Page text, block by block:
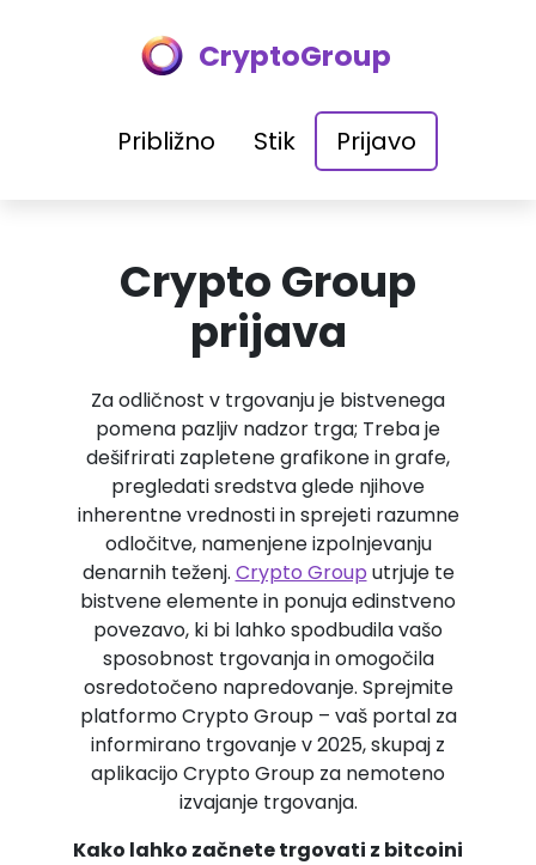
CryptoGroup
Približno Stik Prijavo
Crypto Group
prijava
Za odličnost v trgovanju je bistvenega
pomena pazljiv nadzor trga; Treba je
dešifrirati zapletene grafikone in grafe,
pregledati sredstva glede njihove
inherentne vrednosti in sprejeti razumne
odločitve, namenjene izpolnjevanju
denarnih teženj. Crypto Group utrjuje te
bistvene elemente in ponuja edinstveno
povezavo, ki bi lahko spodbudila vašo
sposobnost trgovanja in omogočila
osredotočeno napredovanje. Sprejmite
platformo Crypto Group – vaš portal za
informirano trgovanje v 2025, skupaj z
aplikacijo Crypto Group za nemoteno
izvajanje trgovanja.
Kako lahko začnete trgovati z bitcoini